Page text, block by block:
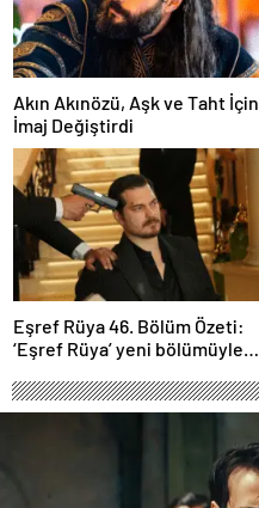
Akın Akınözü, Aşk ve Taht İçin
İmaj Değiştirdi
Eşref Rüya 46. Bölüm Özeti:
‘Eşref Rüya’ yeni bölümüyle